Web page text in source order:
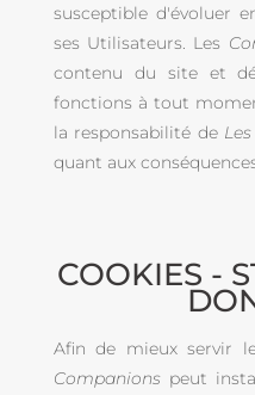
susceptible d'évoluer
ses Utilisateurs. Les
contenu du site et
fonctions à tout
la responsabilité de Les
quant aux
COOKIES -
Afin de mieux servir
Companionspeut